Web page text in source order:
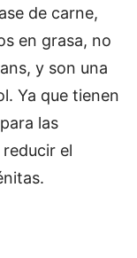
de carne,
en grasa, no
y son una
Ya que tienen
las
el